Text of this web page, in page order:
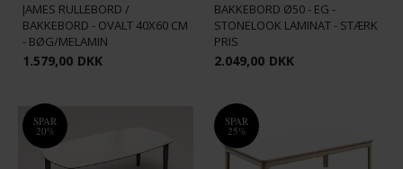
JAMES RULLEBORD /
BAKKEBORD - OVALT 40X60 CM
- BØG/MELAMIN
1.579,00 DKK
BAKKEBORD Ø50 - EG -
STONELOOK LAMINAT - STÆRK
PRIS
2.049,00 DKK
SPAR
20%
SPAR
25%